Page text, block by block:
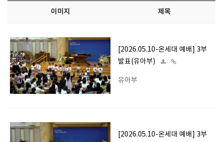
이미지 제목
[2026.05.10-온세대 예배] 3부
발표(유아부)
유아부
[2026.05.10-온세대 예배] 3부